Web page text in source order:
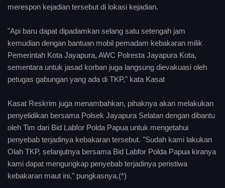
merespon kejadian tersebut di lokasi kejadian.
"Api baru dapat dipadamkan selang satu setengah jam
kemudian dengan bantuan mobil pemadam kebakaran milik
Pemerintah Kota Jayapura, AWC Polresta Jayapura Kota,
sementara untuk jasad korban juga langsung dievakuasi oleh
petugas gabungan yang ada di TKP," kata Kasat
Kasat Reskrim juga menambahkan, pihaknya akan melakukan
penyelidikan bersama Polsek Jayapura Selatan dengan dibantu
oleh Tim dari Bid Labfor Polda Papua untuk mengetahui
penyebab terjadinya kebakaran tersebut. "Sudah kami lakukan
Olah TKP, selanjutnya bersama Bid Labfor Polda Papua kiranya
kami dapat mengungkap penyebab terjadinya peristiwa
kebakaran maut ini," pungkasnya.(*)